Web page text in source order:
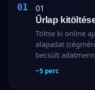
01
Űrlap
Töltse ki online
alapadat
becsült
~5 perc